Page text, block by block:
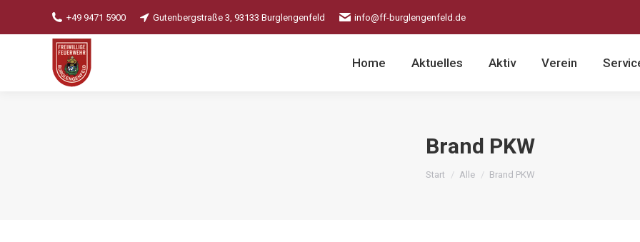
+49 9471 5900 Gutenbergstraße 3, 93133 Burglengenfeld info@ff-burglengenfeld.de
Home Aktuelles Aktiv Verein
Brand PKW
Sie befinden sich hier:
Start Alle Brand PKW